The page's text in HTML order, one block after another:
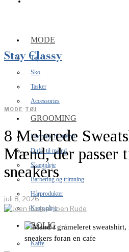
MODE
Tøj
Sko
Tasker
Accessories
GROOMING
Hudpleje til mænd
Dufte til mænd
Skægpleje
Barbering og trimning
Hårprodukter
Kropspleje
BOLIG
Kaffe
Stay Classy
MODE ·TØJ
8 Melerede
Mænd, der passer
sneakers
juli 8, 2026
afJoen Rude